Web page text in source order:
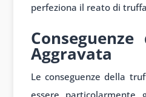
perfeziona il reato di
Aggravata
Le conseguenze della